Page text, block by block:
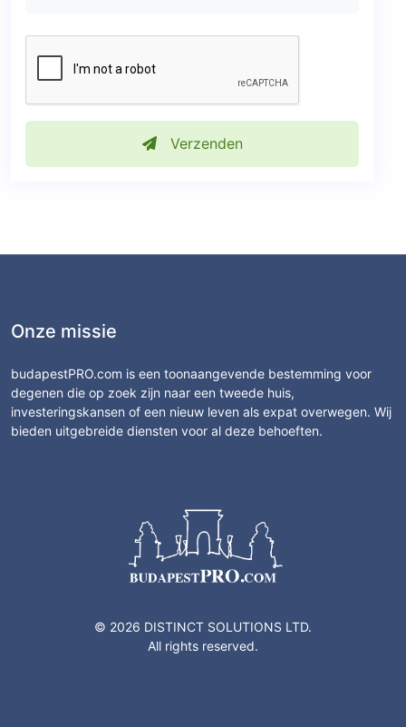
Verzenden
Onze missie
budapestPRO.com is een toonaangevende bestemming voor
degenen die op zoek zijn naar een tweede huis,
investeringskansen of een nieuw leven als expat overwegen. Wij
bieden uitgebreide diensten voor al deze behoeften.
© 2026 DISTINCT SOLUTIONS LTD.
All rights reserved.